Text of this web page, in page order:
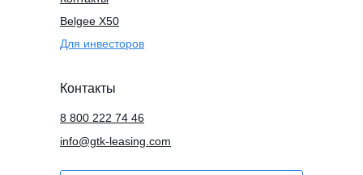
Для инвесторов
Контакты
info@gtk-leasing.com
Belgee X50
8 800 222 74 46